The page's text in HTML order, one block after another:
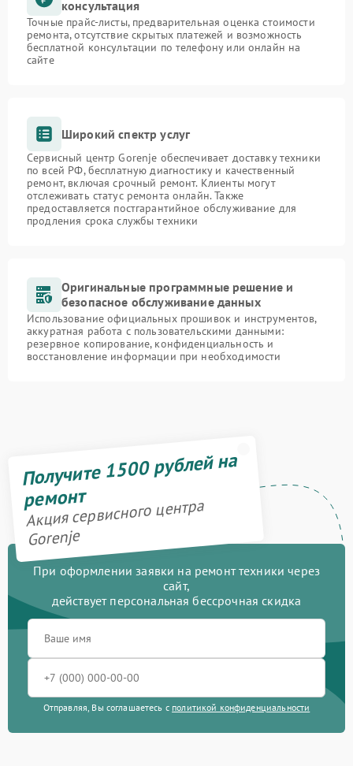
консультация
Точные прайс-листы, предварительная оценка стоимости
ремонта, отсутствие скрытых платежей и возможность
бесплатной консультации по телефону или онлайн на
сайте
Широкий спектр услуг
Сервисный центр Gorenje обеспечивает доставку техники
по всей РФ, бесплатную диагностику и качественный
ремонт, включая срочный ремонт. Клиенты могут
отслеживать статус ремонта онлайн. Также
предоставляется постгарантийное обслуживание для
продления срока службы техники
Оригинальные программные решение и
безопасное обслуживание данных
Использование официальных прошивок и инструментов,
аккуратная работа с пользовательскими данными:
резервное копирование, конфиденциальность и
восстановление информации при необходимости
Получите 1500 рублей на
ремонт
Акция сервисного центра
Gorenje
При оформлении заявки на ремонт техники через
сайт,
действует персональная бессрочная скидка
Отправляя, Вы соглашаетесь с политикой конфиденциальности